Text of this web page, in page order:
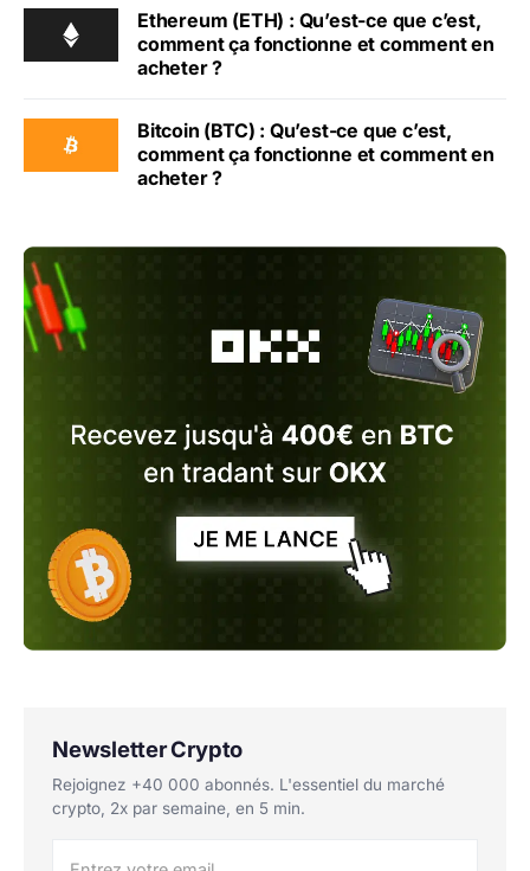
Ethereum (ETH) : Qu’est-ce que c’est,
comment ça fonctionne et comment en
acheter ?
Bitcoin (BTC) : Qu’est-ce que c’est,
comment ça fonctionne et comment en
acheter ?
Newsletter Crypto
Rejoignez +40 000 abonnés. L'essentiel du marché
crypto, 2x par semaine, en 5 min.